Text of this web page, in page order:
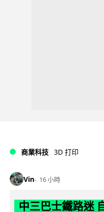
商業科技 3D 打印
Vin 16 小時
中三巴士鐵路迷